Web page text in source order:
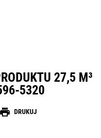
27,5 M³
5320
print DRUKUJ